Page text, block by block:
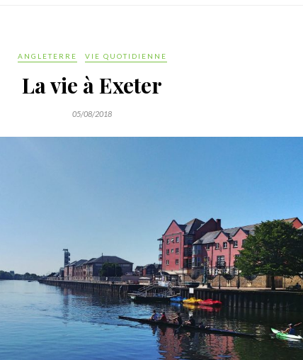
ANGLETERRE VIE QUOTIDIENNE
La vie à Exeter
05/08/2018